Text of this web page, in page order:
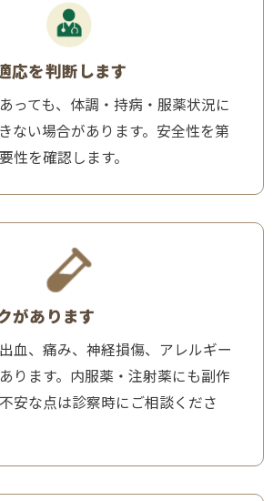
応を判断します
っても、体調・持病・服薬状況に
ない場合があります。安全性を第
性を確認します。
があります
血、痛み、神経損傷、アレルギー
ります。内服薬・注射薬にも副作
安な点は診察時にご相談くださ